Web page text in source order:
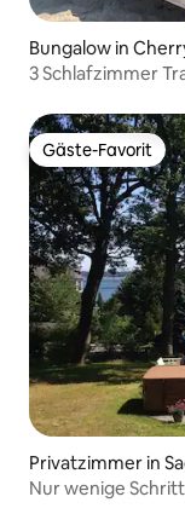
Bungalow in
3 Schlafzimmer
Gäste-Favorit
Gäste-Favorit
Privatzimmer in
Nur wenige